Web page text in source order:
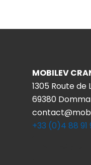
MOBILEV
1305 Route de
69380
+33 (0)4 88 91